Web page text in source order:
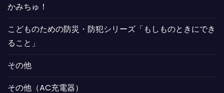
かみちゅ！
こどものための防災・防犯シリーズ「もしものときにでき
ること」
その他
その他（AC充電器）